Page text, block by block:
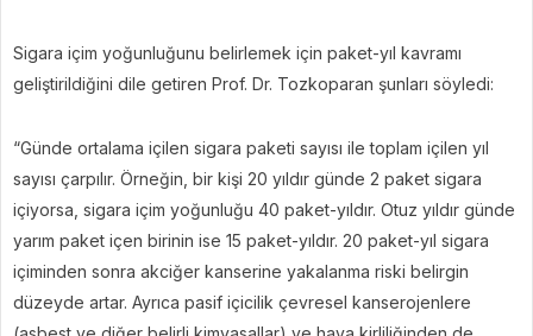
Sigara içim yoğunluğunu belirlemek için paket-yıl kavramı
geliştirildiğini dile getiren Prof. Dr. Tozkoparan şunları söyledi:
“Günde ortalama içilen sigara paketi sayısı ile toplam içilen yıl
sayısı çarpılır. Örneğin, bir kişi 20 yıldır günde 2 paket sigara
içiyorsa, sigara içim yoğunluğu 40 paket-yıldır. Otuz yıldır günde
yarım paket içen birinin ise 15 paket-yıldır. 20 paket-yıl sigara
içiminden sonra akciğer kanserine yakalanma riski belirgin
düzeyde artar. Ayrıca pasif içicilik çevresel kanserojenlere